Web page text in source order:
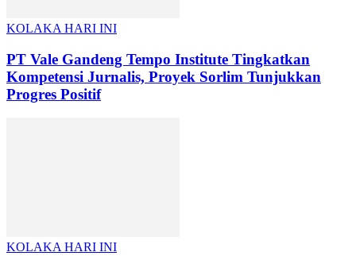
KOLAKA HARI INI
PT Vale Gandeng Tempo Institute Tingkatkan
Kompetensi Jurnalis, Proyek Sorlim Tunjukkan
Progres Positif
KOLAKA HARI INI